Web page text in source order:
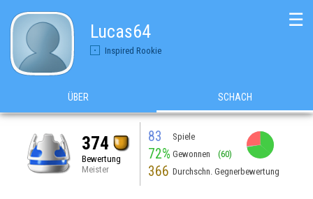
Lucas64
Inspired Rookie
☰
ÜBER SCHACH
374
Bewertung
Meister
83 Spiele
72% Gewonnen (60)
366 Durchschn. Gegnerbewertung